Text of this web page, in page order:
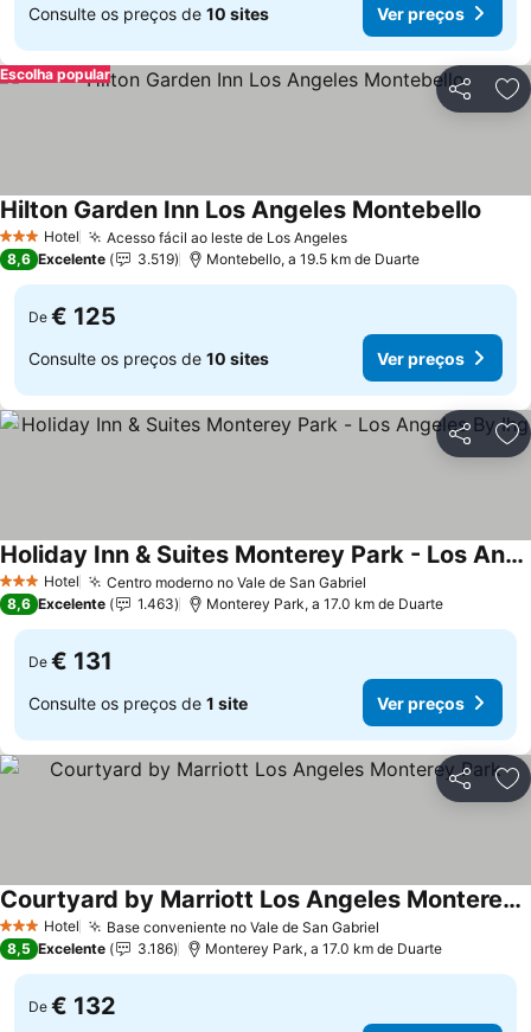
Consulte os preços de 10 sites Ver preços
Partilhar
Escolha popular
3 EstrelasHotel Acesso fácil ao leste de Los AngelesVer preços
Hilton Garden Inn Los Angeles Montebello
8,6 Excelente 3.519 Montebello, a 19.5 km de Duarte
De € 125
Consulte os preços de 10 sites Ver preços
Partilhar
3 EstrelasHotel Centro moderno no Vale de San Gabriel
Holiday Inn & Suites Monterey Park - Los Angeles By Ihg
Ver preços
8,6 Excelente 1.463 Monterey Park, a 17.0 km de Duarte
De € 131
Consulte os preços de 1 site Ver preços
Partilhar
3 EstrelasHotel Base conveniente no Vale de San Gabriel
Courtyard by Marriott Los Angeles Monterey Park
Ver preços
8,5 Excelente 3.186 Monterey Park, a 17.0 km de Duarte
De € 132